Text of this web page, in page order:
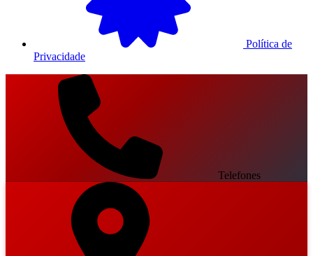
Política de
Privacidade
Telefones